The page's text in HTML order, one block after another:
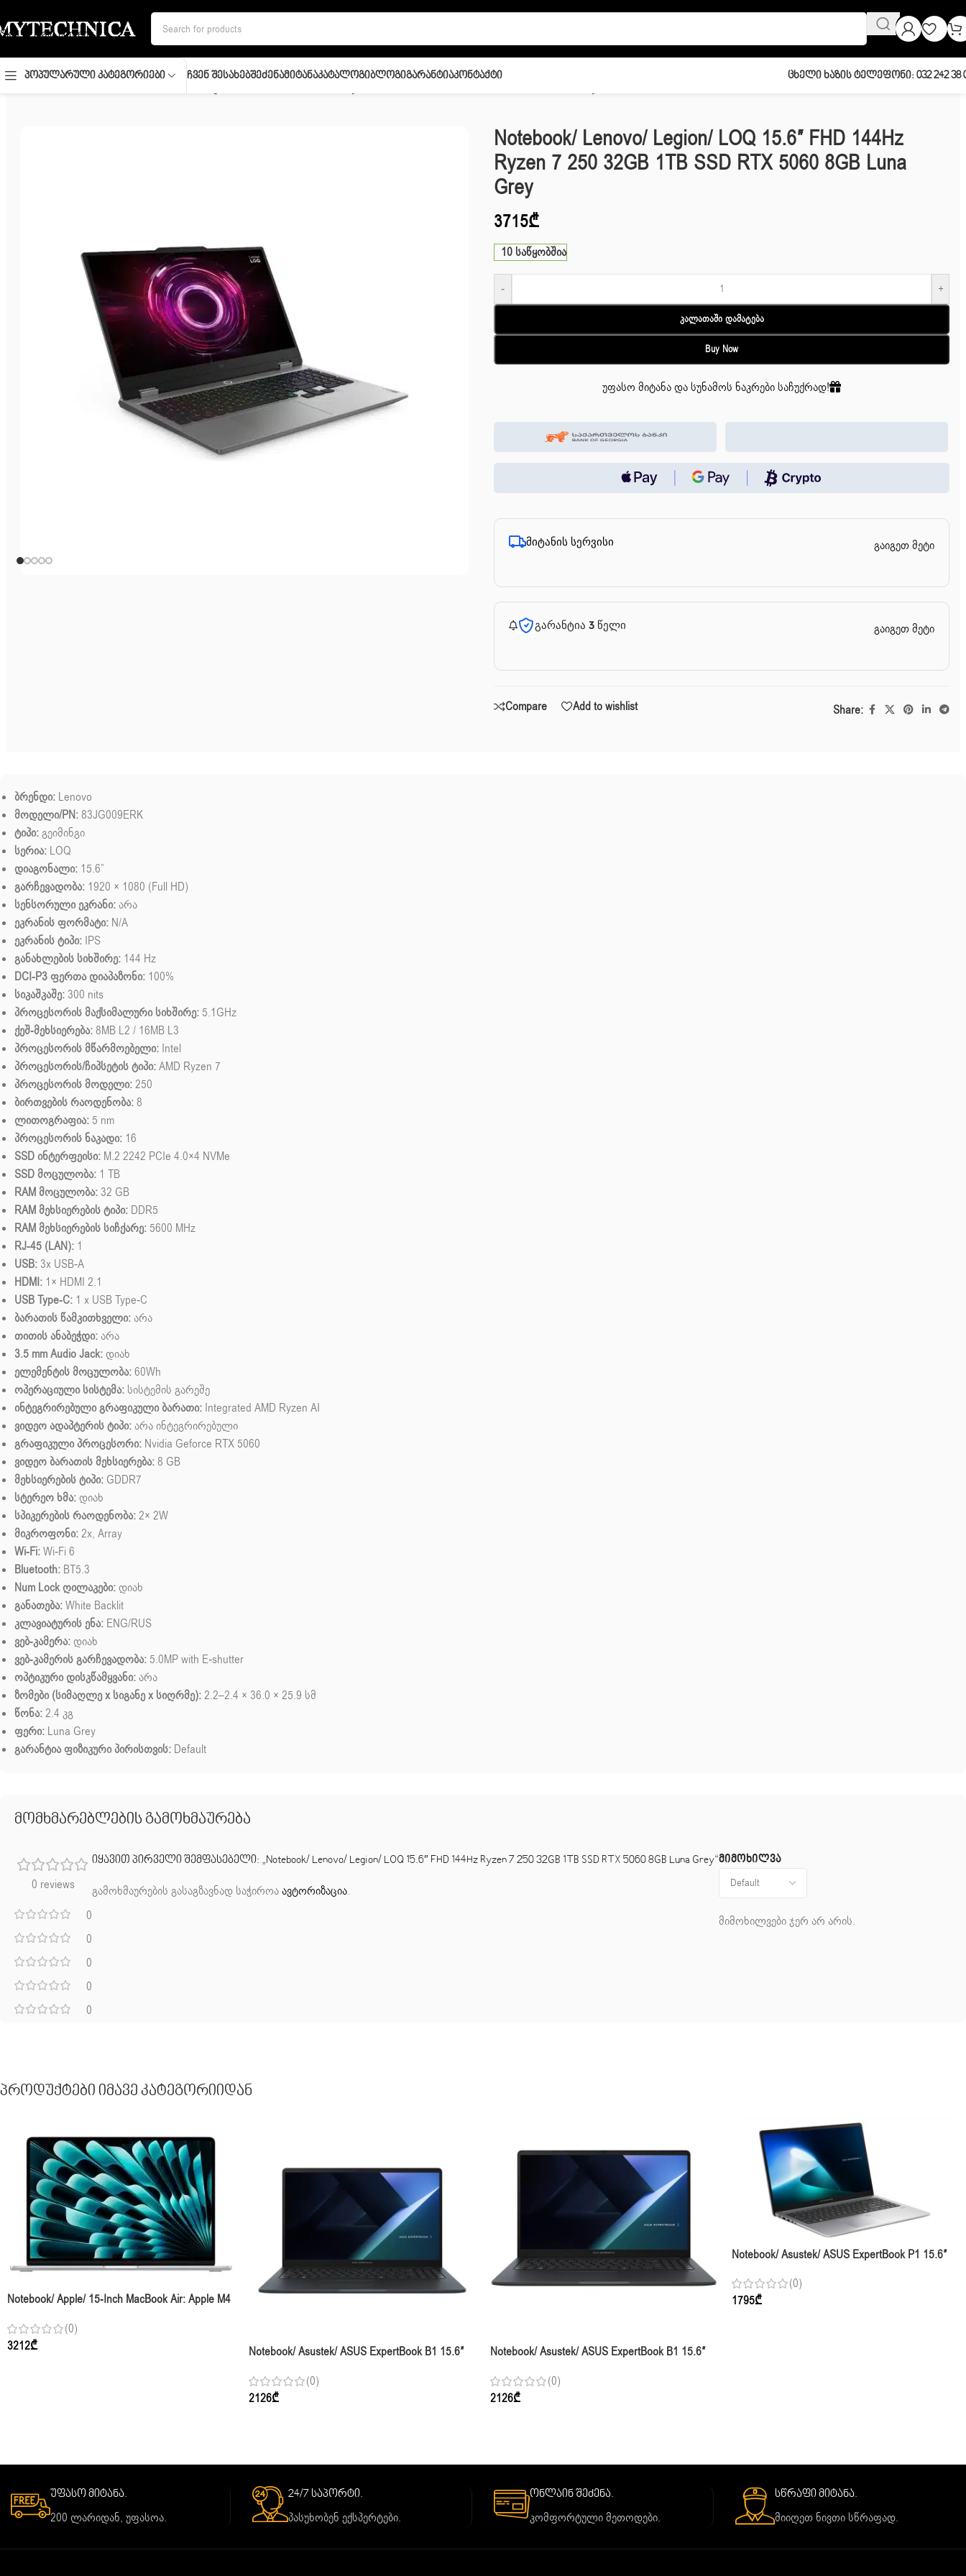
Skip to main content
Პოპულარული Კატეგორიები Ჩვენ ᲨესახებᲨეძენაᲛიტანაᲙატალოგიᲑლოგიᲒარანტიაᲙონტაქტი Ცხელი Ხაზის Ტელეფონი: 032 242 38
Notebook/ Lenovo/ Legion/ LOQ 15.6″ FHD 144Hz
Ryzen 7 250 32GB 1TB SSD RTX 5060 8GB Luna
Grey
3715₾
10 საწყობშია
- +
Კალათაში Დამატება
Buy Now
უფასო მიტანა და სუნამოს ნაკრები საჩუქრად!
მიტანის სერვისი გაიგეთ მეტი
გარანტია 3 წელი გაიგეთ მეტი
Compare Add to wishlist Share:
ბრენდი: Lenovo
მოდელი/PN:83JG009ERK
ტიპი:გეიმინგი
სერია: LOQ
დიაგონალი: 15.6”
გარჩევადობა: 1920 × 1080 (Full HD)
სენსორული ეკრანი:არა
ეკრანის ფორმატი: N/A
ეკრანის ტიპი: IPS
განახლების სიხშირე: 144 Hz
DCI-P3 ფერთა დიაპაზონი: 100%
სიკაშკაშე: 300 nits
პროცესორის მაქსიმალური სიხშირე: 5.1GHz
ქეშ-მეხსიერება:8MB L2 / 16MB L3
პროცესორის მწარმოებელი: Intel
პროცესორის/ჩიპსეტის ტიპი:AMD Ryzen 7
პროცესორის მოდელი:250
ბირთვების რაოდენობა:8
ლითოგრაფია: 5 nm
პროცესორის ნაკადი: 16
SSD ინტერფეისი: M.2 2242 PCIe 4.0×4 NVMe
SSD მოცულობა: 1 TB
RAM მოცულობა: 32 GB
RAM მეხსიერების ტიპი: DDR5
RAM მეხსიერების სიჩქარე: 5600 MHz
RJ-45 (LAN): 1
USB: 3x USB-A
HDMI: 1× HDMI 2.1
USB Type-C: 1 x USB Type‑C
ბარათის წამკითხველი:არა
თითის ანაბეჭდი:არა
3.5 mm Audio Jack: დიახ
ელემენტის მოცულობა:60Wh
ოპერაციული სისტემა: სისტემის გარეშე
ინტეგრირებული გრაფიკული ბარათი: Integrated AMD Ryzen AI
ვიდეო ადაპტერის ტიპი:არა ინტეგრირებული
გრაფიკული პროცესორი: Nvidia Geforce RTX 5060
ვიდეო ბარათის მეხსიერება:8 GB
მეხსიერების ტიპი: GDDR7
სტერეო ხმა: დიახ
სპიკერების რაოდენობა:2× 2W
მიკროფონი:2x, Array
Wi-Fi:Wi-Fi 6
Bluetooth: BT5.3
Num Lock ღილაკები: დიახ
განათება:White Backlit
კლავიატურის ენა: ENG/RUS
ვებ-კამერა: დიახ
ვებ-კამერის გარჩევადობა: 5.0MP with E-shutter
ოპტიკური დისკწამყვანი:არა
ზომები (სიმაღლე x სიგანე x სიღრმე):2.2–2.4 × 36.0 × 25.9 სმ
წონა:2.4 კგ
ფერი: Luna Grey
გარანტია ფიზიკური პირისთვის: Default
მომხმარებლების გამოხმაურება
0 reviews
0
0
0
0
0
მიმოხილვა
მიმოხილვები ჯერ არ არის.
იყავით პირველი შემფასებელი: „Notebook/ Lenovo/ Legion/ LOQ 15.6″ FHD 144Hz Ryzen 7 250 32GB 1TB SSD RTX 5060 8GB Luna Grey“
გამოხმაურების გასაგზავნად საჭიროაავტორიზაცია.
Პროდუქტები Იმავე Კატეგორიიდან
Notebook/ Apple/ 15-Inch MacBook Air: Apple M4
16GB, 256GB SSD – Silver,Model A3241
(0)
3212₾
Notebook/ Asustek/ ASUS ExpertBook B1 15.6″
Graphics
(0)
2126₾
Notebook/ Asustek/ ASUS ExpertBook B1 15.6″
Graphics
(0)
2126₾
Notebook/ Asustek/ ASUS ExpertBook P1 15.6″
Graphics
(0)
1795₾
უფასო მიტანა.
200 ლარიდან, უფასოა.
24/7 საპორტი.
პასუხობენ ექსპერტები.
ონლაინ შეძენა.
კომფორტული მეთოდები.
სწრაფი მიტანა.
მიიღეთ ნივთი სწრაფად.